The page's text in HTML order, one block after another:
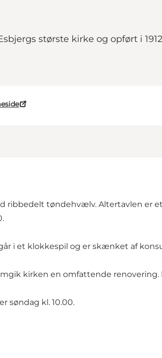
største kirke og opført i
ribbedelt tøndehvælv. Altertavlen er et
i et klokkespil og er skænket af
kirken en omfattende
søndag kl. 10.00.